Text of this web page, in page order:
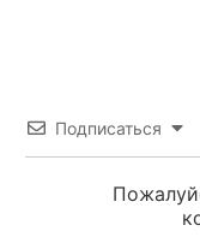
Подписаться